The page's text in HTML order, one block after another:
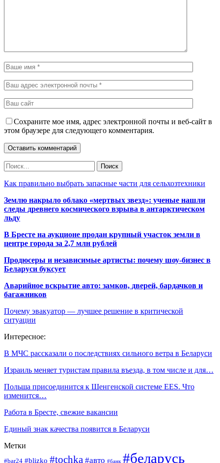
Сохраните мое имя, адрес электронной почты и веб-сайт в
этом браузере для следующего комментария.
Как правильно выбрать запасные части для сельхозтехники
Землю накрыло облако «мертвых звезд»: ученые нашли
следы древнего космического взрыва в антарктическом
льду
В Бресте на аукционе продан крупный участок земли в
центре города за 2,7 млн рублей
Продюсеры и независимые артисты: почему шоу-бизнес в
Беларуси буксует
Аварийное вскрытие авто: замков, дверей, бардачков и
багажников
Почему эвакуатор — лучшее решение в критической
ситуации
Интересное:
В МЧС рассказали о последствиях сильного ветра в Беларуси
Израиль меняет туристам правила въезда, в том числе и для…
Польша присоединится к Шенгенской системе EES. Что
изменится…
Работа в Бресте, свежие вакансии
Единый знак качества появится в Беларуси
Метки
#bar24 #blizko #tochka #авто #банк #беларусь